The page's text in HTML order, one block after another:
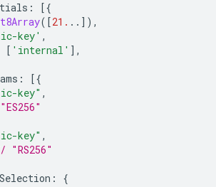
:
[{
([21. ..]),
key' ,
[ 'internal' ],
:
[{
key" ,
key" ,
"RS256"
:
{